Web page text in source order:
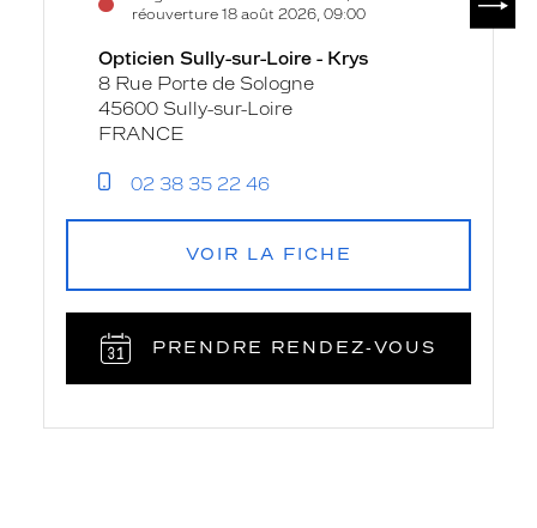
réouverture 18 août 2026, 09:00
Opticien Sully-sur-Loire - Krys
8 Rue Porte de Sologne
45600 Sully-sur-Loire
FRANCE
02 38 35 22 46
VOIR LA FICHE
PRENDRE RENDEZ‑VOUS